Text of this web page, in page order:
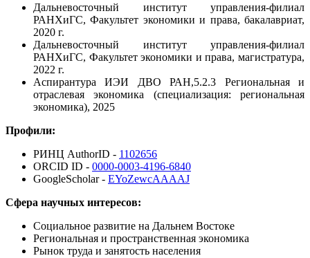
Дальневосточный институт управления-филиал
РАНХиГС, Факультет экономики и права, бакалавриат,
2020 г.
Дальневосточный институт управления-филиал
РАНХиГС, Факультет экономики и права, магистратура,
2022 г.
Аспирантура ИЭИ ДВО РАН,5.2.3 Региональная и
отраслевая экономика (специализация: региональная
экономика), 2025
Профили:
РИНЦ AuthorID - 1102656
ORCID ID - 0000-0003-4196-6840
GoogleScholar - EYoZewcAAAAJ
Сфера научных интересов:
Социальное развитие на Дальнем Востоке
Региональная и пространственная экономика
Рынок труда и занятость населения